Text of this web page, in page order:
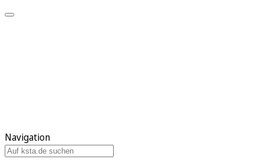
Navigation